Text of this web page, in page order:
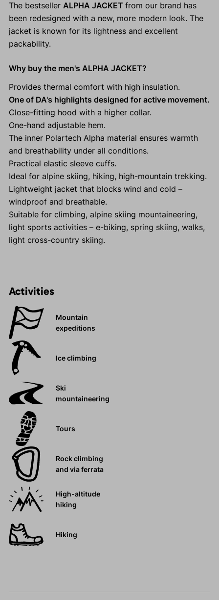
The bestseller ALPHA JACKET from our brand has
been redesigned with a new, more modern look. The
jacket is known for its lightness and excellent
packability.
Why buy the men's ALPHA JACKET?
Provides thermal comfort with high insulation.
One of DA's highlights designed for active movement.
Close-fitting hood with a higher collar.
One-hand adjustable hem.
The inner Polartech Alpha material ensures warmth
and breathability under all conditions.
Practical elastic sleeve cuffs.
Ideal for alpine skiing, hiking, high-mountain trekking.
Lightweight jacket that blocks wind and cold –
windproof and breathable.
Suitable for climbing, alpine skiing mountaineering,
light sports activities – e-biking, spring skiing, walks,
light cross-country skiing.
Activities
Mountain
expeditions
Ice climbing
Ski
mountaineering
Tours
Rock climbing
and via ferrata
High-altitude
hiking
Hiking